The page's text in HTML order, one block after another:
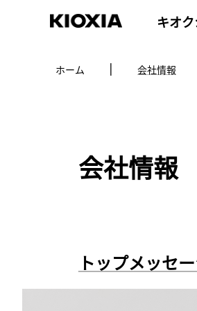
キオ
ホーム 会社情報
会社情報
トップメッセ